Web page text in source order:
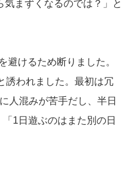
まずくなるのでは？」と
避けるため断りました。
誘われました。最初は冗
人混みが苦手だし、半日
1日遊ぶのはまた別の日